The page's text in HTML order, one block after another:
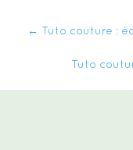
← Tuto couture :
Tuto